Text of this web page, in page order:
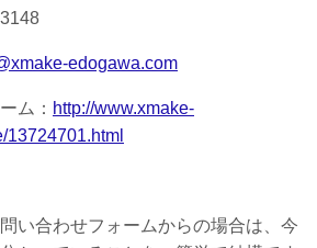
edogawa.com
ム： http://www.xmake-
い合わせフォームからの場合は、今